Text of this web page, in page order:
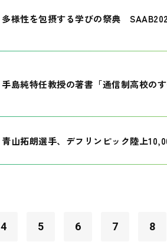
多様性を包摂する学びの祭典
手島純特任教授の著書「通信制高校の
青山拓朗選手、デフリンピック陸上
4 5 6 7 8